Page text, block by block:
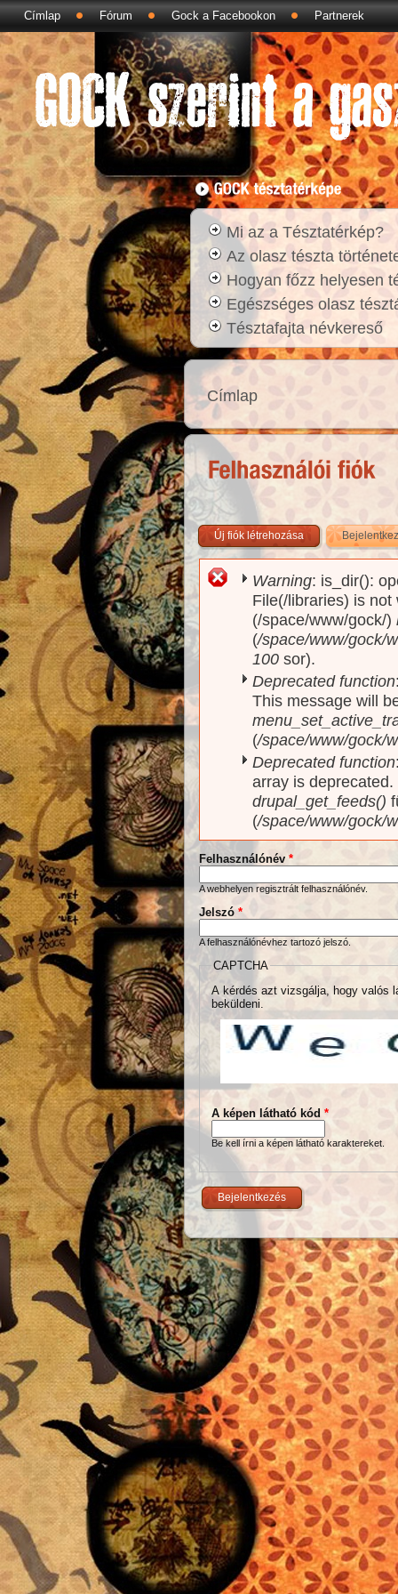
Címlap Fórum Gock a Facebookon Partnerek
Mi az a Tésztatérkép?
Az olasz tészta
Hogyan főzz helyesen
Egészséges olasz
Tésztafajta névkereső
Címlap
Új fiók létrehozása
Hibaüzenet
Warning: is_dir():
File(/libraries) is
(/space/www/gock/)
(/space/www/gock/
100 sor).
Deprecated function
This message will
(/space/www/gock/
Deprecated function
array is
drupal_get_feeds()
(/space/www/gock/
Felhasználónév *
A webhelyen regisztrált felhasználónév.
Jelszó *
A felhasználónévhez tartozó jelszó.
CAPTCHA
A kérdés azt vizsgálja, hogy valós
beküldeni.
A képen látható kód *
Be kell írni a képen látható karaktereket.